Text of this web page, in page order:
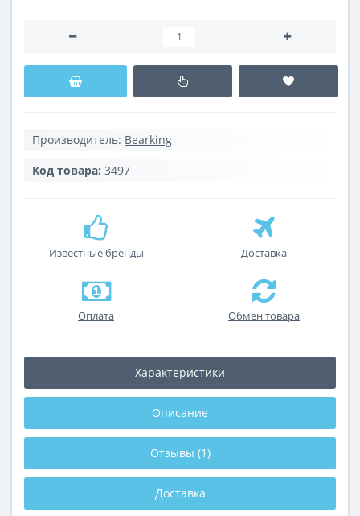
Производитель: Bearking
Код товара: 3497
Известные бренды Доставка
Оплата Обмен товара
Характеристики
Описание
Отзывы (1)
Доставка